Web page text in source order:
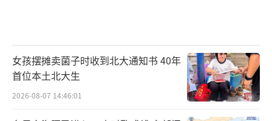
女孩摆摊卖菌子时收到北大通知书 40年
首位本土北大生
2026-08-07 14:46:01